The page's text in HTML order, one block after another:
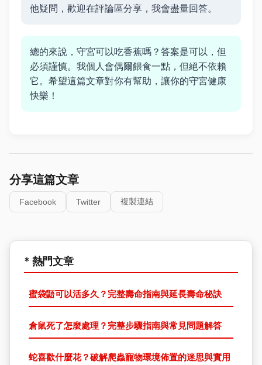
他疑問，歡迎在評論區分享，我會盡量回答。
總的來說，守宮可以吃香蕉嗎？答案是可以，但
必須謹慎。我個人會偶爾餵食一點，但絕不依賴
它。希望這篇文章對你有幫助，讓你的守宮健康
快樂！
分享這篇文章
Facebook Twitter 複製連結
* 熱門文章
蜜袋鼯可以活多久？完整壽命指南與延長壽命秘訣
倉鼠死了怎麼處理？完整步驟指南與常見問題解答
蛇喜歡什麼花？破解爬蟲寵物環境佈置的迷思與實用